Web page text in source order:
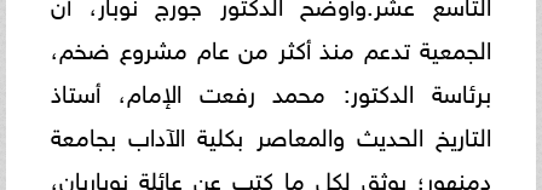
الجمعية تدعم منذ أكثر من عام مشروع ضخم،
برئاسة الدكتور: محمد رفعت الإمام، أستاذ
التاريخ الحديث والمعاصر بكلية الآداب بجامعة
دمنهور؛ يوثق لكل ما كتب عن عائلة نوباريان،